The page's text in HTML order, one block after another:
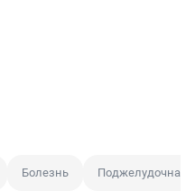
Болезнь Поджелудочная